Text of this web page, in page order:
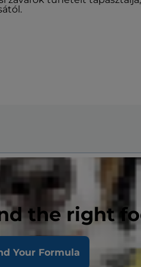
the right
Your Formula